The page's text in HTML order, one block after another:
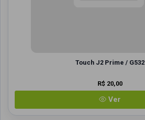
Touch J2 Prime / G532
R$ 20,00
Ver